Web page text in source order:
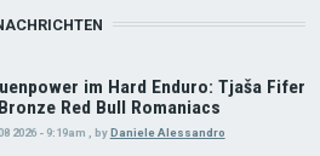
im Hard Enduro: Tjaša Fifer
Red Bull Romaniacs
2026 - 9:19am byDaniele Alessandro